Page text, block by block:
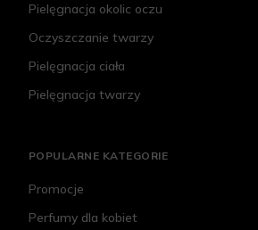
Pielęgnacja okolic oczu
Oczyszczanie twarzy
Pielęgnacja ciała
Pielęgnacja twarzy
POPULARNE KATEGORIE
Promocje
Perfumy dla kobiet